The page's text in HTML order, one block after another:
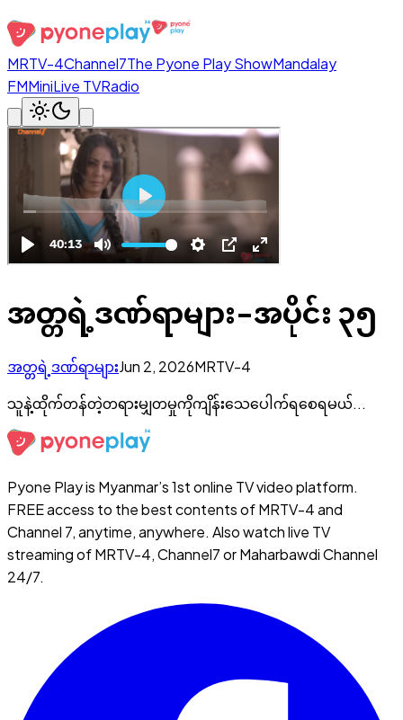
MRTV-4Channel7The Pyone Play ShowMandalay
FMMiniLive TVRadio
အတ္တရဲ့ဒဏ်ရာများ-အပိုင်း ၃၅
အတ္တရဲ့ဒဏ်ရာများJun 2, 2026MRTV-4
သူနဲ့ထိုက်တန်တဲ့တရားမျှတမှုကိုကျိန်းသေပေါက်ရစေရမယ်...
Pyone Play is Myanmar’s 1st online TV video platform.
FREE access to the best contents of MRTV-4 and
Channel 7, anytime, anywhere. Also watch live TV
streaming of MRTV-4, Channel7 or Maharbawdi Channel
24/7.